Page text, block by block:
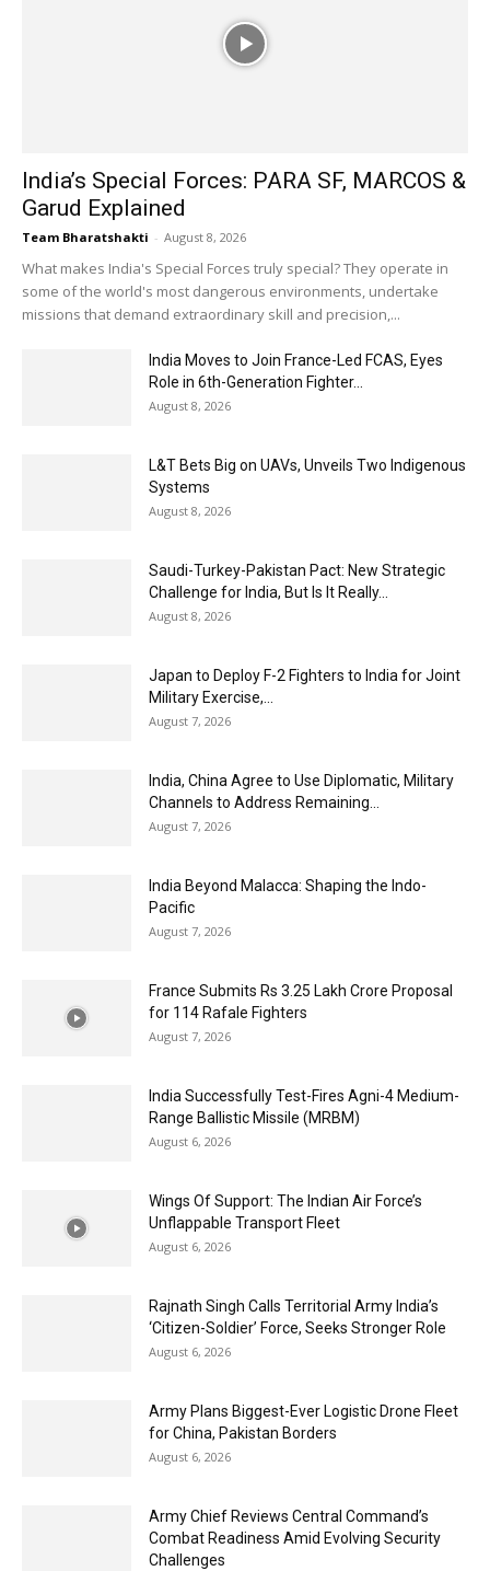
India’s Special Forces: PARA SF, MARCOS &
Garud Explained
Team Bharatshakti - August 8, 2026
What makes India's Special Forces truly special? They operate in
some of the world's most dangerous environments, undertake
missions that demand extraordinary skill and precision,...
India Moves to Join France-Led FCAS, Eyes
Role in 6th-Generation Fighter...
August 8, 2026
L&T Bets Big on UAVs, Unveils Two Indigenous
Systems
August 8, 2026
Saudi-Turkey-Pakistan Pact: New Strategic
Challenge for India, But Is It Really...
August 8, 2026
Japan to Deploy F-2 Fighters to India for Joint
Military Exercise,...
August 7, 2026
India, China Agree to Use Diplomatic, Military
Channels to Address Remaining...
August 7, 2026
India Beyond Malacca: Shaping the Indo-
Pacific
August 7, 2026
France Submits Rs 3.25 Lakh Crore Proposal
for 114 Rafale Fighters
August 7, 2026
India Successfully Test-Fires Agni-4 Medium-
Range Ballistic Missile (MRBM)
August 6, 2026
Wings Of Support: The Indian Air Force’s
Unflappable Transport Fleet
August 6, 2026
Rajnath Singh Calls Territorial Army India’s
‘Citizen-Soldier’ Force, Seeks Stronger Role
August 6, 2026
Army Plans Biggest-Ever Logistic Drone Fleet
for China, Pakistan Borders
August 6, 2026
Army Chief Reviews Central Command’s
Combat Readiness Amid Evolving Security
Challenges